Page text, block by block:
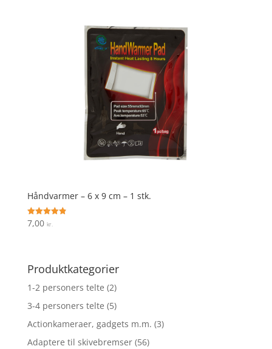
Håndvarmer – 6 x 9 cm – 1 stk.
Vurderet
4.9
7,00 kr.
Produktkategorier
1-2 personers telte (2)
3-4 personers telte (5)
Actionkameraer, gadgets m.m. (3)
Adaptere til skivebremser (56)